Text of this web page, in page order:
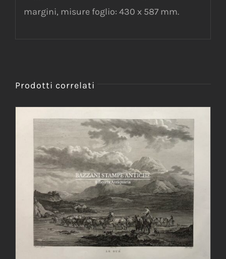
margini, misure foglio: 430 x 587 mm.
Prodotti correlati
AGGIUNGI AL CARRELLO / DETTAGLI